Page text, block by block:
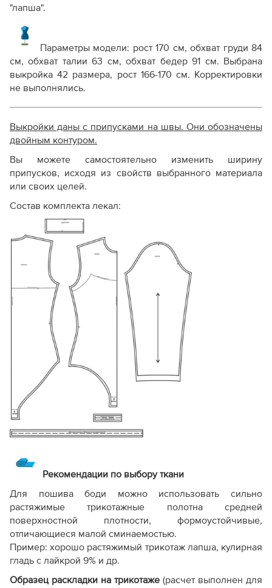
"лапша".
Параметры модели: рост 170 см, обхват груди 84
см, обхват талии 63 см, обхват бедер 91 см. Выбрана
выкройка 42 размера, рост 166-170 см. Корректировки
не выполнялись.
Выкройки даны с припусками на швы. Они обозначены
двойным контуром.
Вы можете самостоятельно изменить ширину
припусков, исходя из свойств выбранного материала
или своих целей.
Состав комплекта лекал:
Рекомендации по выбору ткани
Для пошива боди можно использовать сильно
растяжимые трикотажные полотна средней
поверхностной плотности, формоустойчивые,
отличающиеся малой сминаемостью.
Пример: хорошо растяжимый трикотаж лапша, кулирная
гладь с лайкрой 9% и др.
Образец раскладки на трикотаже (расчет выполнен для